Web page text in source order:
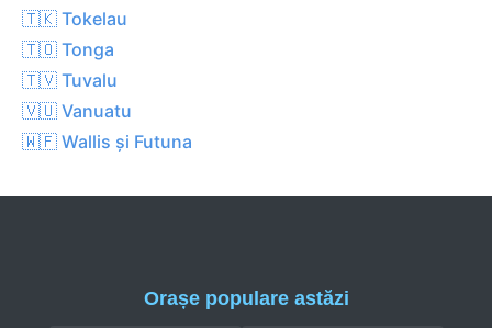
🇹🇰 Tokelau
🇹🇴 Tonga
🇹🇻 Tuvalu
🇻🇺 Vanuatu
🇼🇫 Wallis și Futuna
Orașe populare astăzi